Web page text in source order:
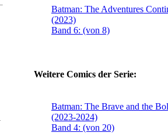
Batman: The Adventures
(2023)
Band 6: (von 8)
Weitere Comics der Serie:
Batman: The Brave and the
(2023-2024)
Band 4: (von 20)